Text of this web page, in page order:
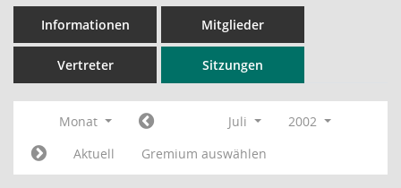
Informationen Mitglieder
Vertreter Sitzungen
Monat Juli
2002
Aktuell
Gremium auswählen